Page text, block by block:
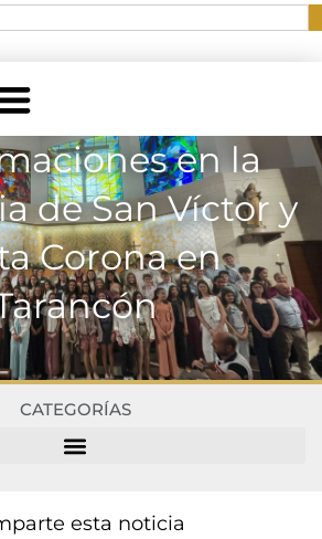
en la
de San Víctor y
Corona en
CATEGORÍAS
esta noticia